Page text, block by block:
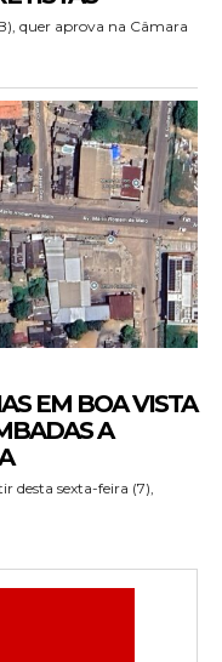
quer aprova na Câmara
EM BOA VISTA
A
desta sexta-feira (7),